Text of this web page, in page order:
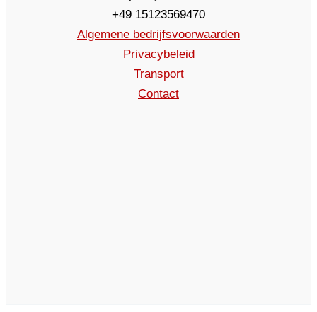
+49 15123569470
Algemene bedrijfsvoorwaarden
Privacybeleid
Transport
Contact